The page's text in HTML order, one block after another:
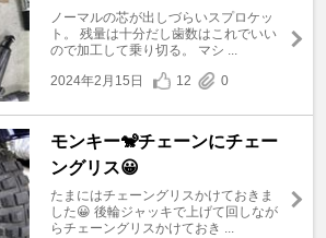
ノーマルの芯が出しづらいスプロケッ
ト。 残量は十分だし歯数はこれでいい
ので加工して乗り切る。 マシ ...
2024年2月15日
12 0
モンキー🐒チェーンにチェー
ングリス😀
たまにはチェーングリスかけておきま
した😀 後輪ジャッキで上げて回しなが
らチェーングリスかけておき ...